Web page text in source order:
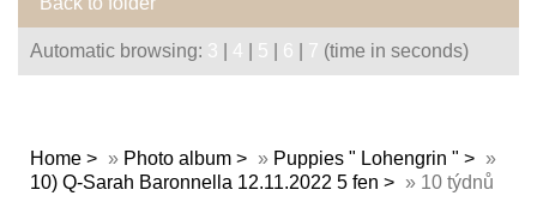
Automatic browsing: 3 4 5 6 7 (time in seconds)
Home » Photo album » Puppies " Lohengrin "
»
10) Q-Sarah Baronnella 12.11.2022 5 fen
» 10 týdnů